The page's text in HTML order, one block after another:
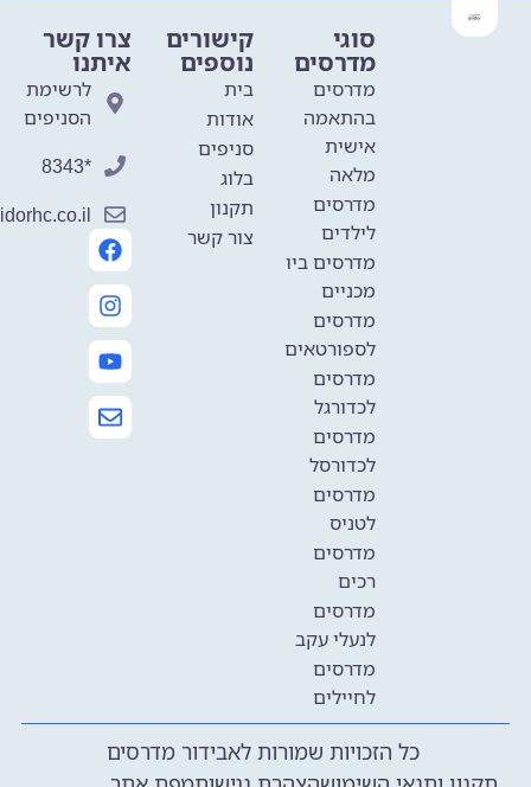
סוגי
מדרסים
מדרסים
בהתאמה
אישית
מלאה
מדרסים
לילדים
מדרסים ביו
מכניים
מדרסים
לספורטאים
מדרסים
לכדורגל
מדרסים
לכדורסל
מדרסים
לטניס
מדרסים
רכים
מדרסים
לנעלי עקב
מדרסים
לחיילים
קישורים
נוספים
בית
אודות
סניפים
בלוג
תקנון
צור קשר
צרו קשר
איתנו
לרשימת
הסניפים
*8343
כל הזכויות שמורות לאבידור מדרסים